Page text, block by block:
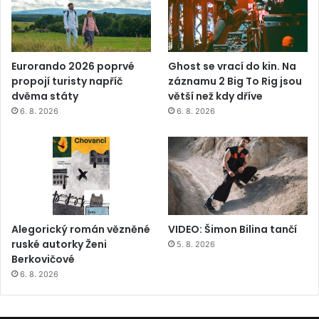
Eurorando 2026 poprvé
propojí turisty napříč
dvěma státy
6. 8. 2026
Ghost se vrací do kin. Na
záznamu 2 Big To Rig jsou
větší než kdy dříve
6. 8. 2026
Alegorický román vězněné
ruské autorky Ženi
Berkovičové
6. 8. 2026
VIDEO: Šimon Bilina tančí
5. 8. 2026